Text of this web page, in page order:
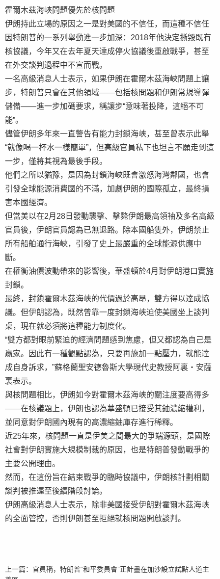
霍爾木茲海峽問題優先於核問題
伊朗持此立場的原因之一是對美國的不信任，而這種不信任
因特朗普的一系列舉動進一步加深：2018年他決定撕毀既有
核協議，今年又在去年夏天達成停火協議後重啟戰爭，甚至
在外交談判過程中不宣而戰。
一名高級消息人士表示，如果伊朗在霍爾木茲海峽問題上讓
步，特朗普只會在其他領域——包括核問題和伊朗常規導彈
儲備——進一步加碼要求，稱讓步“意味著投降，這絕不可
能”。
儘管伊朗多年來一直警告有能力封鎖海峽，甚至曾表示此舉
“就像喝一杯水一樣簡單”，但高級官員私下也坦言不願走到這
一步，僅將其視為最後手段。
他們之所以猶豫，是因為封鎖海峽既會激怒海灣鄰國，也會
引發全球能源消費國的不滿，加劇伊朗的國際孤立，最終損
害本國經濟。
但當美以在2月28日發動襲擊、擊斃伊朗最高領袖及多名高級
官員後，伊朗官員認為已無退路。除本國船隻外，伊朗禁止
所有船舶通行海峽，引發了史上最嚴重的全球能源供應中
斷。
在權衡油價波動帶來的影響後，華盛頓於4月對伊朗港口實施
封鎖。
最終，封鎖霍爾木茲海峽的代價過於高昂，雙方得以達成協
議。但伊朗認為，既然曾靠一度封鎖海峽迫使美國坐上談判
桌，現在就必須將這種能力制度化。
“雙方都對眼前緊迫的經濟問題感到焦慮，但又都認為自己是
贏家。因此有一種觀點認為，只要再施加一點壓力，就能達
成自身訴求，”蘇格蘭聖安德魯斯大學現代史教授阿裏・安薩
裏表示。
與核問題相比，伊朗如今對霍爾木茲海峽的關注度要高得多
——在核議題上，伊朗也認為華盛頓已接受其鈾濃縮權利，
並同意對伊朗國內現有的高濃縮鈾庫存進行稀釋。
近25年來，核問題一直是伊美之間最大的爭端源頭，是國際
社會對伊朗實施大規模制裁的原因，也是特朗普發動戰爭的
主要公開理由。
然而，在這份旨在結束戰爭的臨時協議中，伊朗核計劃相關
談判被推遲至後續階段討論。
伊朗高級消息人士表示，除非美國接受伊朗對霍爾木茲海峽
的全面管控，否則伊朗甚至拒絕就核問題開啟談判。
上一篇： 官員稱，特朗普“和平委員會”正計畫在加沙設立試點人道主